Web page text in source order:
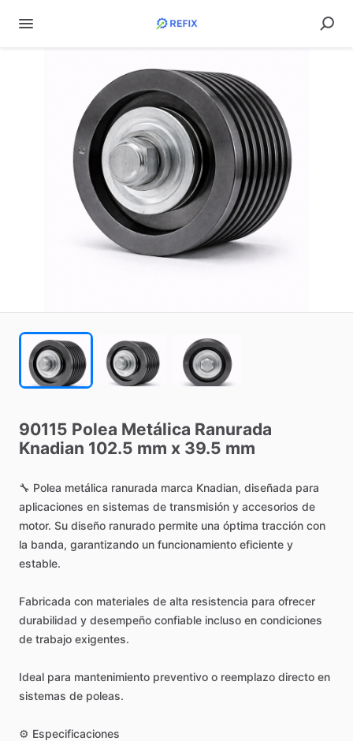
90115 Polea Metálica Ranurada
Knadian 102.5 mm x 39.5 mm
🔧 Polea metálica ranurada marca Knadian, diseñada para
aplicaciones en sistemas de transmisión y accesorios de
motor. Su diseño ranurado permite una óptima tracción con
la banda, garantizando un funcionamiento eficiente y
estable.
Fabricada con materiales de alta resistencia para ofrecer
durabilidad y desempeño confiable incluso en condiciones
de trabajo exigentes.
Ideal para mantenimiento preventivo o reemplazo directo en
sistemas de poleas.
⚙️ Especificaciones